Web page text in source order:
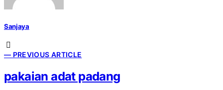
Sanjaya
— PREVIOUS ARTICLE
pakaian adat padang